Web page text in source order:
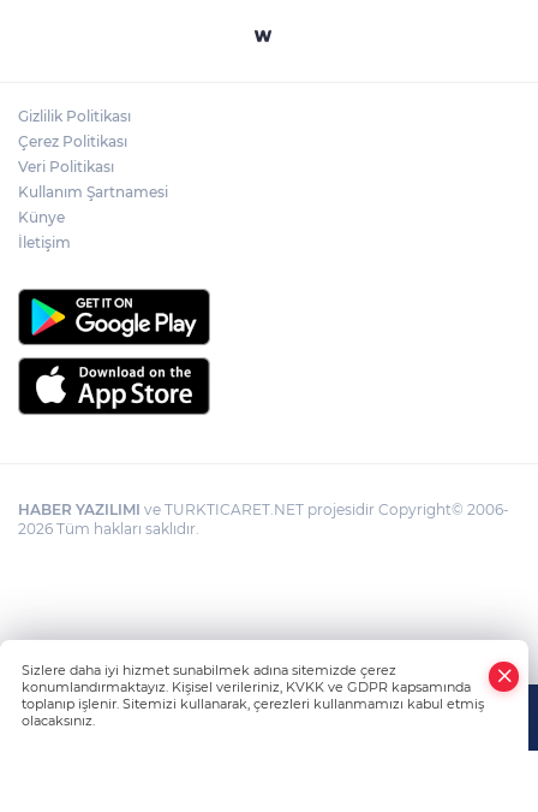
Gaziantep'in CODA&COBA'sında
Gizlilik Politikası
Çerez Politikası
Veri Politikası
Kullanım Şartnamesi
Künye
İletişim
HABER YAZILIMI ve TURKTICARET.NET projesidir Copyright© 2006-
2026 Tüm hakları saklıdır.
Sizlere daha iyi hizmet sunabilmek adına sitemizde çerez
konumlandırmaktayız. Kişisel verileriniz, KVKK ve GDPR kapsamında
toplanıp işlenir. Sitemizi kullanarak, çerezleri kullanmamızı kabul etmiş
olacaksınız.